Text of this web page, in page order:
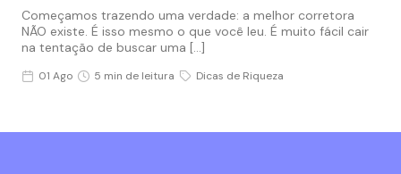
Começamos trazendo uma verdade: a melhor corretora
NÃO existe. É isso mesmo o que você leu. É muito fácil cair
na tentação de buscar uma […]
01 Ago 5 min de leitura Dicas de Riqueza